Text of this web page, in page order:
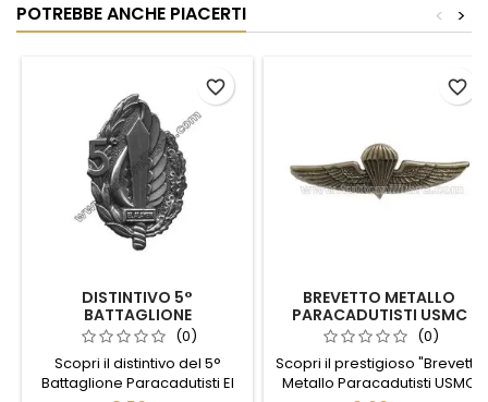
POTREBBE ANCHE PIACERTI >
<
DISTINTIVO 5°
BATTAGLIONE
PARACADUTISTI EL
ALAMEIN
(0)
Scopri il distintivo del 5°
Battaglione Paracadutisti El
favorite_border
BREVETTO METALLO
PARACADUTISTI USMC
MARINES (0)
Scopri il prestigioso "Brevetto
Metallo Paracadutisti USMC
favorite_border